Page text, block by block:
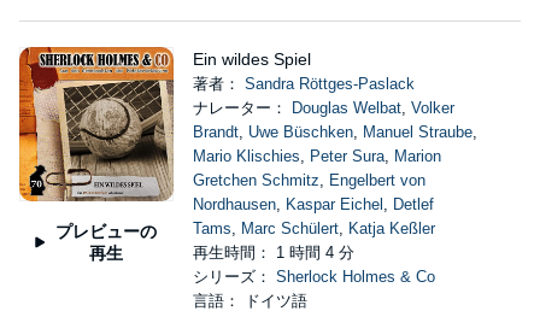
プレビューの
再生
Ein wildes Spiel
著者： Sandra Röttges-Paslack
ナレーター：
Douglas Welbat, Volker
Brandt, Uwe Büschken, Manuel Straube,
Mario Klischies, Peter Sura, Marion
Gretchen Schmitz, Engelbert von
Nordhausen, Kaspar Eichel , Detlef
Tams, Marc Schülert, Katja Keßler
再生時間： 1 時間 4 分
シリーズ： Sherlock Holmes & Co
言語： ドイツ語